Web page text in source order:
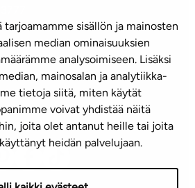
tarjoamamme sisällön ja mainosten
median ominaisuuksien
analysoimiseen. Lisäksi
mainosalan ja analytiikka-
tietoja siitä, miten käytät
voivat yhdistää näitä
joita olet antanut heille tai joita
heidän palvelujaan.
finska)